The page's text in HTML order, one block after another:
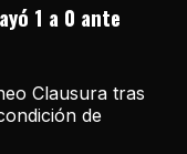
1 a 0 ante
Clausura tras
de